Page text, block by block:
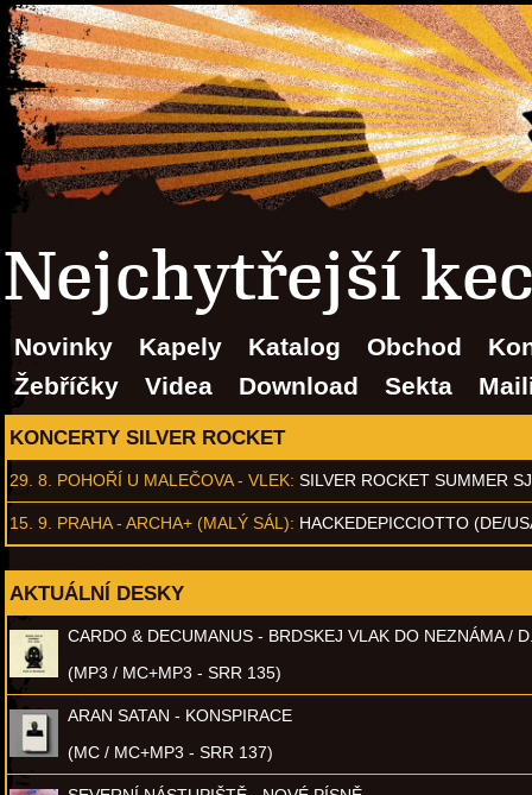
Nejchytřejší
Novinky Kapely Katalog Obchod
Žebříčky
Videa Download Sekta
KONCERTY SILVER ROCKET
29. 8. POHOŘÍ U MALEČOVA - VLEK: SILVER ROCKET SUMMER
15. 9. PRAHA - ARCHA+ (MALÝ SÁL): HACKEDEPICCIOTTO (DE/
AKTUÁLNÍ DESKY
CARDO & DECUMANUS - BRDSKEJ VLAK DO NEZNÁMA /
(MP3 / MC+MP3 - SRR 135)
ARAN SATAN - KONSPIRACE
(MC / MC+MP3 - SRR 137)